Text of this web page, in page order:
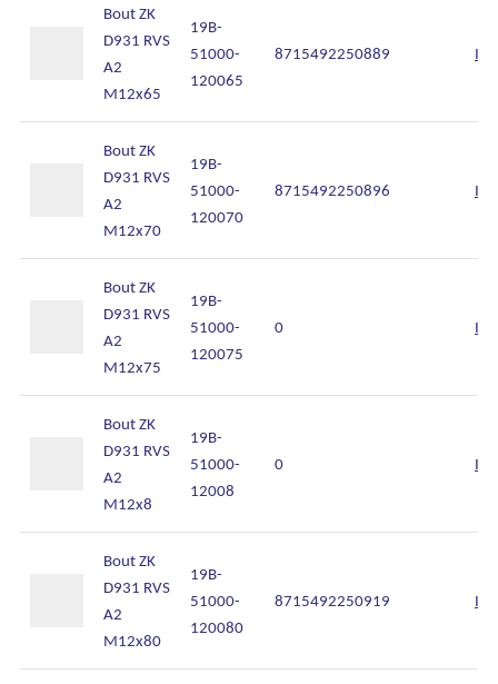
Bout ZK
D931 RVS
A2
M12x65
19B-
51000-
120065
8715492250889
Bout ZK
D931 RVS
A2
M12x70
19B-
51000-
120070
8715492250896
Bout ZK
D931 RVS
A2
M12x75
19B-
51000-
120075
0
Bout ZK
D931 RVS
A2
M12x8
19B-
51000-
12008
0
Bout ZK
D931 RVS
A2
M12x80
19B-
51000-
120080
8715492250919